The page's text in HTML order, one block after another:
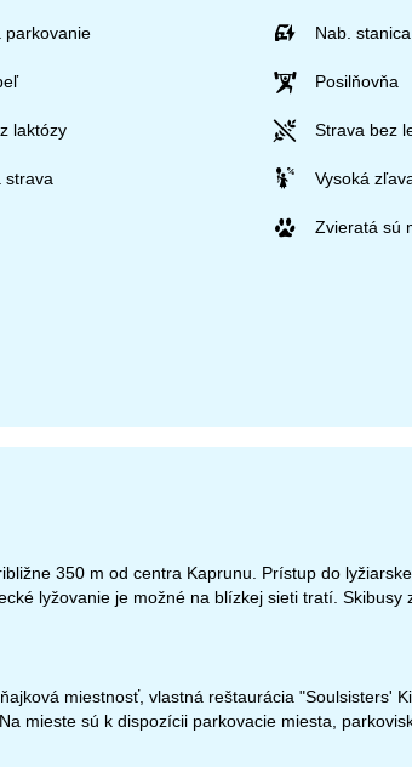
parkovanie Nab.
Posilňovňa
laktózy Strava bez
strava Vysoká
Zvieratá sú
350 m od centra Kaprunu. Prístup do
lyžovanie je možné na blízkej sieti tratí. Skibusy
miestnosť, vlastná reštaurácia "Soulsisters'
mieste sú k dispozícii parkovacie miesta,